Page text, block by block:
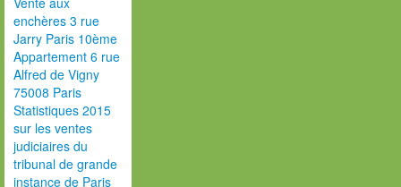
enchères 3 rue
Jarry Paris 10ème
Appartement 6 rue
Alfred de Vigny
75008 Paris
Statistiques 2015
sur les ventes
judiciaires du
tribunal de grande
instance de Paris